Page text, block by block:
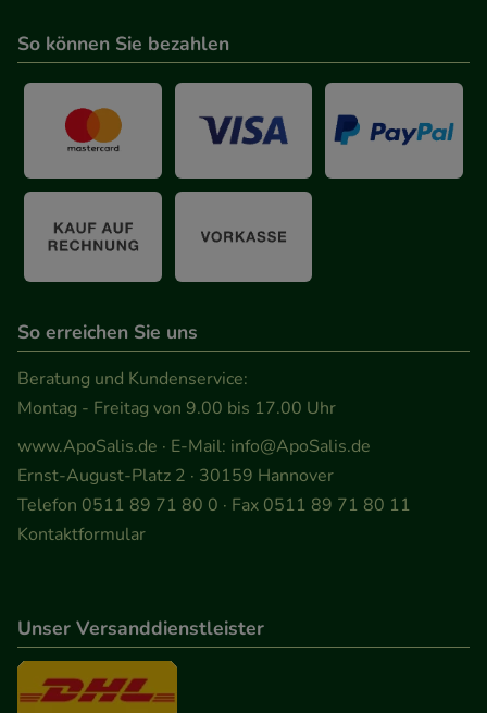
So können Sie bezahlen
So erreichen Sie uns
Beratung und Kundenservice:
Montag - Freitag von 9.00 bis 17.00 Uhr
www.ApoSalis.de · E-Mail: info@ApoSalis.de
Ernst-August-Platz 2 · 30159 Hannover
Telefon 0511 89 71 80 0 · Fax 0511 89 71 80 11
Kontaktformular
Unser Versanddienstleister